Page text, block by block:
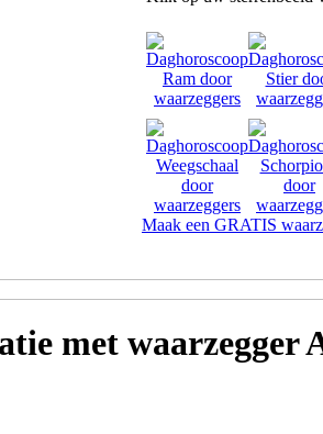
Maak een GRATIS
met waarzegger